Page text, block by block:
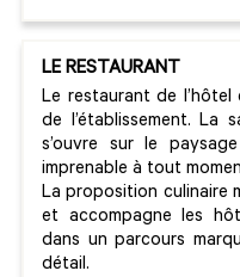
LE RESTAURANT
Le restaurant de l’hôtel
de l’établissement. La
s’ouvre sur le
imprenable à tout
La proposition culinaire
et accompagne les
dans un parcours
détail.